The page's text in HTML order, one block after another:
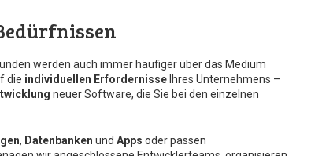
werden auch immer häufiger über das Medium
die individuellen Erfordernisse Ihres Unternehmens –
neuer Software, die Sie bei den einzelnen
, Datenbanken und Apps oder passen